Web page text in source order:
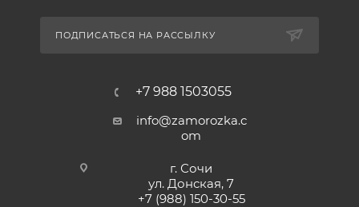
ПОДПИСАТЬСЯ НА РАССЫЛКУ
+7 988 1503055
info@zamorozka.c
om
г. Сочи
ул. Донская, 7
+7 (988) 150-30-55